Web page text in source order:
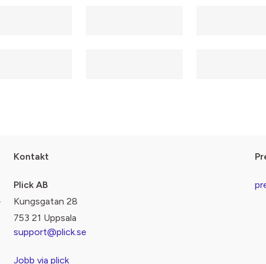
Kontakt
Plick AB
Kungsgatan 28
753 21 Uppsala
support@plick.se
Jobb via plick